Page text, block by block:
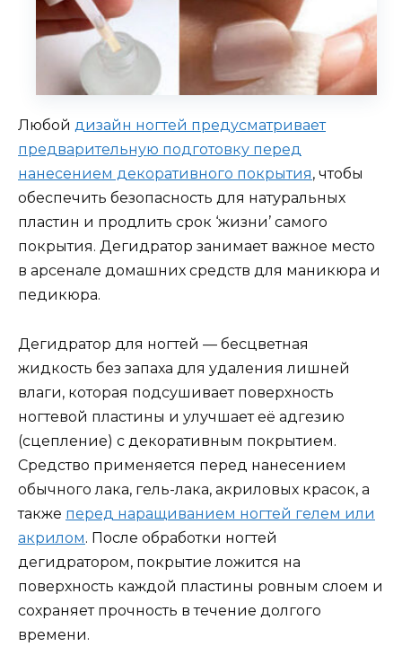
Любой дизайн ногтей предусматривает
предварительную подготовку перед
нанесением декоративного покрытия, чтобы
обеспечить безопасность для натуральных
пластин и продлить срок ‘жизни’ самого
покрытия. Дегидратор занимает важное место
в арсенале домашних средств для маникюра и
педикюра.
Дегидратор для ногтей — бесцветная
жидкость без запаха для удаления лишней
влаги, которая подсушивает поверхность
ногтевой пластины и улучшает её адгезию
(сцепление) с декоративным покрытием.
Средство применяется перед нанесением
обычного лака, гель-лака, акриловых красок, а
также перед наращиванием ногтей гелем или
акрилом. После обработки ногтей
дегидратором, покрытие ложится на
поверхность каждой пластины ровным слоем и
сохраняет прочность в течение долгого
времени.